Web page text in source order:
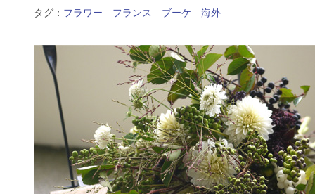
タグ： フラワー フランス ブーケ 海外